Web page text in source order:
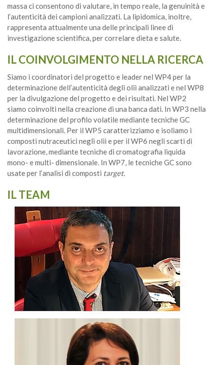
massa ci consentono di valutare, in tempo reale, la genuinità e
l’autenticità dei campioni analizzati. La lipidomica, inoltre,
rappresenta attualmente una delle principali linee di
investigazione scientifica, per correlare dieta e salute.
IL COINVOLGIMENTO NELLA RICERCA
Siamo i coordinatori del progetto e leader nel WP4 per la
determinazione dell’autenticità degli olii analizzati e nel WP8
per la divulgazione del progetto e dei risultati. Nel WP2
siamo coinvolti nella creazione di una banca dati. In WP3 nella
determinazione del profilo volatile mediante tecniche GC
multidimensionali. Per il WP5 caratterizziamo e isoliamo i
composti nutraceutici negli olii e per il WP6 negli scarti di
lavorazione, mediante tecniche di cromatografia liquida
mono- e multi- dimensionale. In WP7, le tecniche GC sono
usate per l’analisi di composti target.
IL TEAM
LUIGI MONDELLO
Professore Ordinario in Chimica Analitica
Coordinatore del progetto e coordinatore delle
attività per il WP4, correlate alla tipicità e
all’autenticità e per il WP8 relative alla divulgazione del
coinvolta nel coordinamento delle attività di
disseminazione, come organizzazione di incontri e